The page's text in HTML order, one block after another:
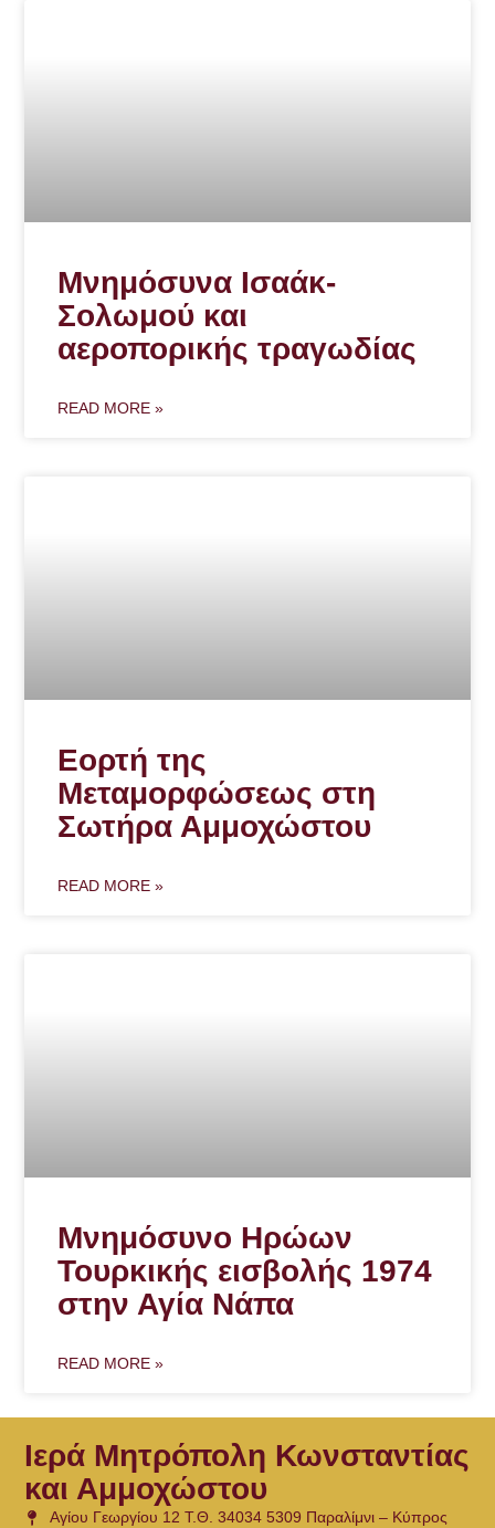
Μνημόσυνα Ισαάκ-
Σολωμού και
αεροπορικής τραγωδίας
READ MORE »
Εορτή της
Μεταμορφώσεως στη
Σωτήρα Αμμοχώστου
READ MORE »
Μνημόσυνο Ηρώων
Τουρκικής εισβολής 1974
στην Αγία Νάπα
READ MORE »
Ιερά Μητρόπολη Κωνσταντίας
και Αμμοχώστου
Αγίου Γεωργίου 12 Τ.Θ. 34034 5309 Παραλίμνι – Κύπρος